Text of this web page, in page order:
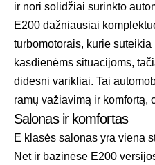
ir nori solidžiai surinkto
E200 dažniausiai
turbomotorais, kurie
kasdienėms situacijoms,
didesni varikliai. Tai
ramų važiavimą ir komfortą,
Salonas ir komfortas
E klasės salonas yra viena
Net ir bazinėse E200